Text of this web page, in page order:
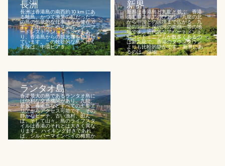
長洲
長洲は香港島の南西約 10 km にあ
る離島。かつて漁業の町だったこ
の島の伝統的な仕事は今も健在で
す。その一方、ホステル、シーフ
ードレストラン、ショップもあ
り、香港島からの観光客を歓迎し
ています。この牧歌的な島へ行く
手段は、中環ピア 5...
新界
新界は香港島と九龍と並ぶ、香港
の主要エリアのひとつ。九龍の北
から中国との国境まで広がる、九
龍の北部と深圳河の南側一帯の地
域です。近代的なアパートメント
やコンドミニアムが数多くあるの
は新九龍で、香港のダウンタウン
よりも比較的静かです。 新界にあ
るのは、湿地...
ランタオ島
香港最大の島であるランタオ島に
は便利な交通機関があり、九龍、
新界、香港島などすべての主要エ
リアからアクセス可能です。その
静かなビーチ、古い漁村、田ん
ぼ、そして山々。島のライフスタ
イルは香港のそれとは大きく異な
ります。 ハイキング好きであれ
ば、シルバーマインベイの梅窩か
ら...